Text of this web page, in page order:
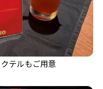
テルもご用意